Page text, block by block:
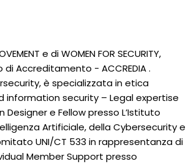
e di WOMEN FOR SECURITY,
Accreditamento - ACCREDIA .
è specializzata in etica
information security – Legal expertise
e Fellow presso L’Istituto
Artificiale, della Cybersecurity e
UNI/CT 533 in rappresentanza di
Member Support presso